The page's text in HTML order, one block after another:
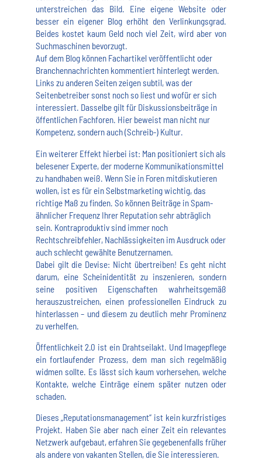
unterstreichen das Bild. Eine eigene Website oder
besser ein eigener Blog erhöht den Verlinkungsgrad.
Beides kostet kaum Geld noch viel Zeit, wird aber von
Suchmaschinen bevorzugt.
Auf dem Blog können Fachartikel veröffentlicht oder
Branchennachrichten kommentiert hinterlegt werden.
Links zu anderen Seiten zeigen subtil, was der
Seitenbetreiber sonst noch so liest und wofür er sich
interessiert. Dasselbe gilt für Diskussionsbeiträge in
öffentlichen Fachforen. Hier beweist man nicht nur
Kompetenz, sondern auch (Schreib-) Kultur.
Ein weiterer Effekt hierbei ist: Man positioniert sich als
belesener Experte, der moderne Kommunikationsmittel
zu handhaben weiß. Wenn Sie in Foren mitdiskutieren
wollen, ist es für ein Selbstmarketing wichtig, das
richtige Maß zu finden. So können Beiträge in Spam-
ähnlicher Frequenz Ihrer Reputation sehr abträglich
sein. Kontraproduktiv sind immer noch
Rechtschreibfehler, Nachlässigkeiten im Ausdruck oder
auch schlecht gewählte Benutzernamen.
Dabei gilt die Devise: Nicht übertreiben! Es geht nicht
darum, eine Scheinidentität zu inszenieren, sondern
seine positiven Eigenschaften wahrheitsgemäß
herauszustreichen, einen professionellen Eindruck zu
hinterlassen – und diesem zu deutlich mehr Prominenz
zu verhelfen.
Öffentlichkeit 2.0 ist ein Drahtseilakt. Und Imagepflege
ein fortlaufender Prozess, dem man sich regelmäßig
widmen sollte. Es lässt sich kaum vorhersehen, welche
Kontakte, welche Einträge einem später nutzen oder
schaden.
Dieses „Reputationsmanagement“ ist kein kurzfristiges
Projekt. Haben Sie aber nach einer Zeit ein relevantes
Netzwerk aufgebaut, erfahren Sie gegebenenfalls früher
als andere von vakanten Stellen, die Sie interessieren.